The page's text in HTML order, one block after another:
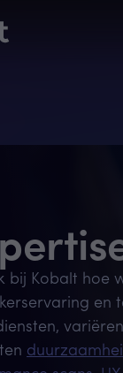
bij Kobalt hoe
en